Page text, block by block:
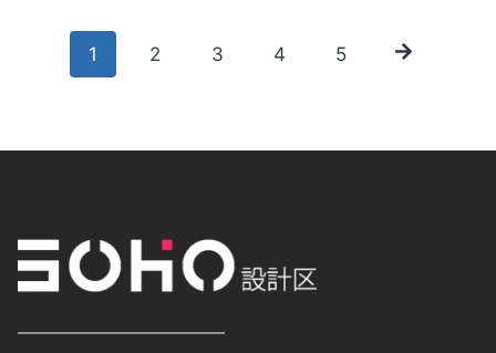
Posts
1 2 3 4 5